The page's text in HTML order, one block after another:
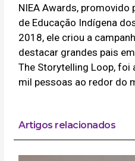
NIEA Awards, promovido
de Educação Indígena
2018, ele criou a
destacar grandes pais
The Storytelling Loop, foi
mil pessoas ao redor do
Artigos relacionados